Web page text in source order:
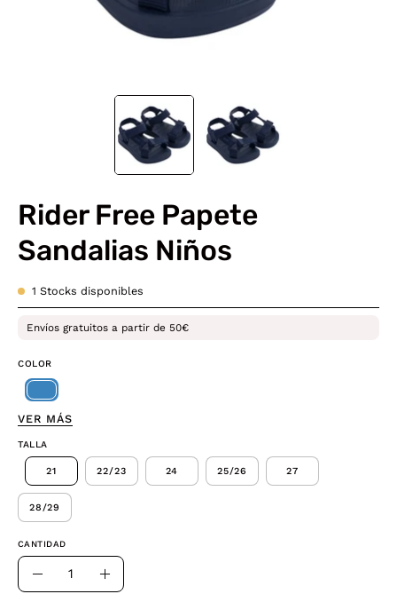
Rider Free Papete
Sandalias Niños
1 Stocks disponibles
Envíos gratuitos a partir de 50€
COLOR
VER MÁS
TALLA
21 22/23 24 25/26 27
28/29
CANTIDAD
Cantidad
Disminuir Aumentar